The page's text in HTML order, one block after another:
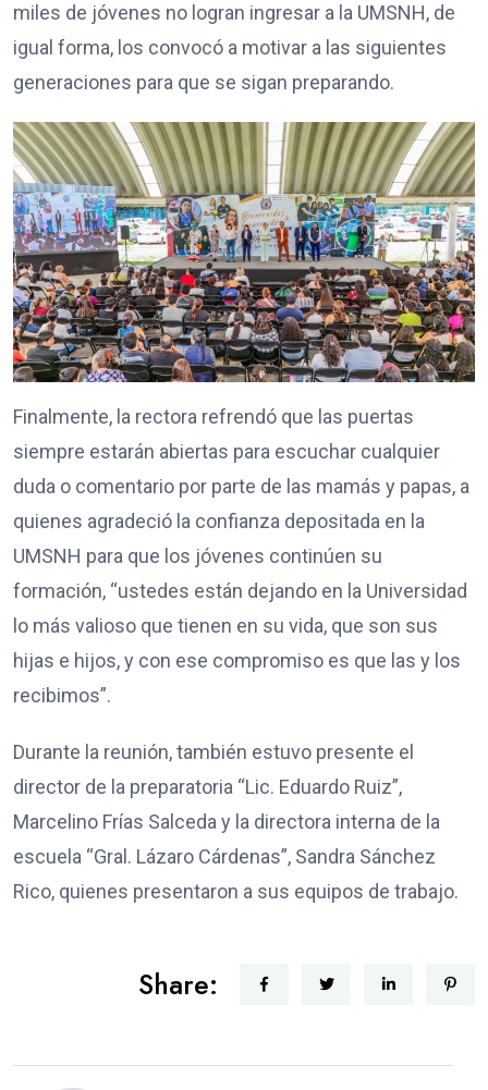
miles de jóvenes no logran ingresar a la UMSNH, de
igual forma, los convocó a motivar a las siguientes
generaciones para que se sigan preparando.
Finalmente, la rectora refrendó que las puertas
siempre estarán abiertas para escuchar cualquier
duda o comentario por parte de las mamás y papas, a
quienes agradeció la confianza depositada en la
UMSNH para que los jóvenes continúen su
formación, “ustedes están dejando en la Universidad
lo más valioso que tienen en su vida, que son sus
hijas e hijos, y con ese compromiso es que las y los
recibimos”.
Durante la reunión, también estuvo presente el
director de la preparatoria “Lic. Eduardo Ruiz”,
Marcelino Frías Salceda y la directora interna de la
escuela “Gral. Lázaro Cárdenas”, Sandra Sánchez
Rico, quienes presentaron a sus equipos de trabajo.
Share: